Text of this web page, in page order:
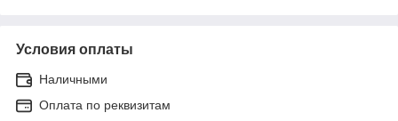
Условия оплаты
Наличными
Оплата по реквизитам